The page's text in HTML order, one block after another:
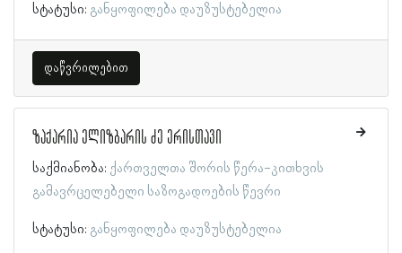
სტატუსი: განყოფილება დაუზუსტებელია
დაწვრილებით
ზაქარია ელიზბარის ძე ერისთავი
საქმიანობა: ქართველთა შორის წერა-კითხვის
გამავრცელებელი საზოგადოების წევრი
სტატუსი: განყოფილება დაუზუსტებელია